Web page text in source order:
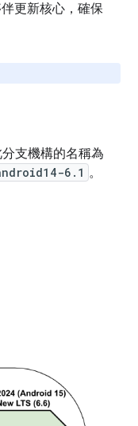
更新核心，確保
支機構的名稱為
6.1 。